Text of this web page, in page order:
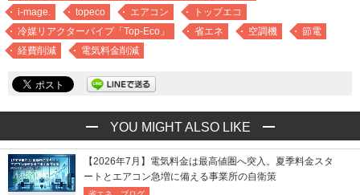
i-mage.
topeco エアコン
トップエコ
冷媒リアクターパイプ「Top-Eco」
省エネ 空調機
節電
経費削減
電気料金削減
YOU MIGHT ALSO LIKE
【2026年7月】電気料金は最高値圏へ突入。夏季料金スタ
ートとエアコン急増に備える事業所の自衛策